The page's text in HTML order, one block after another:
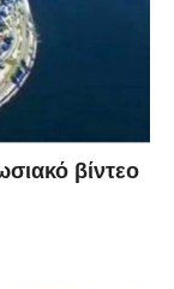
βίντεο